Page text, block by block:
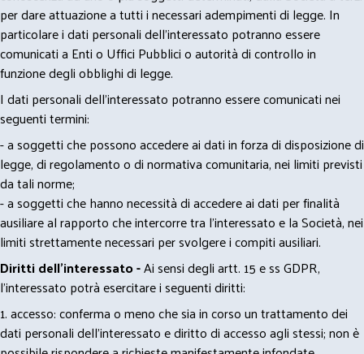
per dare attuazione a tutti i necessari adempimenti di legge. In
particolare i dati personali dell’interessato potranno essere
comunicati a Enti o Uffici Pubblici o autorità di controllo in
funzione degli obblighi di legge.
I dati personali dell’interessato potranno essere comunicati nei
seguenti termini:
- a soggetti che possono accedere ai dati in forza di disposizione di
legge, di regolamento o di normativa comunitaria, nei limiti previsti
da tali norme;
- a soggetti che hanno necessità di accedere ai dati per finalità
ausiliare al rapporto che intercorre tra l’interessato e la Società, nei
limiti strettamente necessari per svolgere i compiti ausiliari.
Diritti dell’interessato -Ai sensi degli artt. 15 e ss GDPR,
l’interessato potrà esercitare i seguenti diritti:
1. accesso: conferma o meno che sia in corso un trattamento dei
dati personali dell’interessato e diritto di accesso agli stessi; non è